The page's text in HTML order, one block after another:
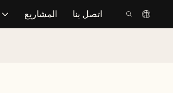
المشاريع اتصل بنا